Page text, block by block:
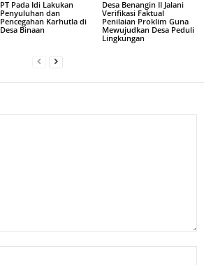
PT Pada Idi Lakukan
Penyuluhan dan
Pencegahan Karhutla di
Desa Binaan
Desa Benangin II Jalani
Verifikasi Faktual
Penilaian Proklim Guna
Mewujudkan Desa Peduli
Lingkungan